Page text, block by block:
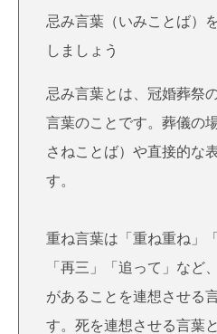
忌み言葉（いみことば）
しましょう
忌み言葉とは、冠婚葬祭
言葉のことです。葬儀の
さねことば）や直接的な
す。
重ね言葉は「重ね重ね」
「再三」「追って」など
があることを連想させる
す。死を連想させる言葉